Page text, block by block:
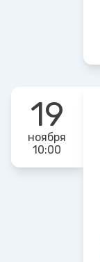
19
ноября
10:00